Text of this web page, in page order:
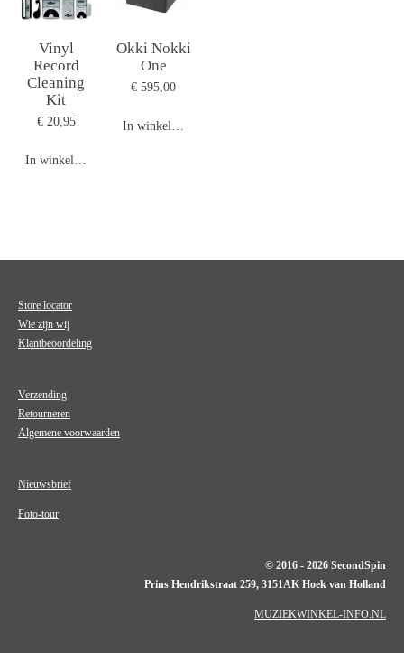
Vinyl
Record
Cleaning
Kit
€ 20,95
In winkelwagen
Okki Nokki
One
€ 595,00
In winkelwagen
Store locator
Wie zijn wij
Klantbeoordeling
Verzending
Retourneren
Algemene voorwaarden
Nieuwsbrief
Foto-tour
© 2016 - 2026 SecondSpin
Prins Hendrikstraat 259, 3151AK Hoek van Holland
MUZIEKWINKEL-INFO.NL